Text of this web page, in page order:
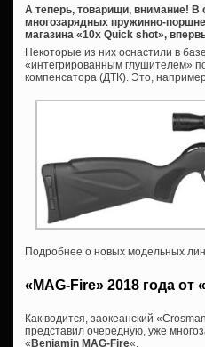
А теперь, товарищи, внимание! В
многозарядных пружинно-
магазина «10x Quick shot»,
Некоторые из них оснастили в
«интегрированным глушителем»
компенсатора (ДТК). Это,
Подробнее о новых модельных
«MAG-Fire» 2018 года от
Как водится, заокеанский
представил очередную, уже
«Benjamin MAG-Fire«.